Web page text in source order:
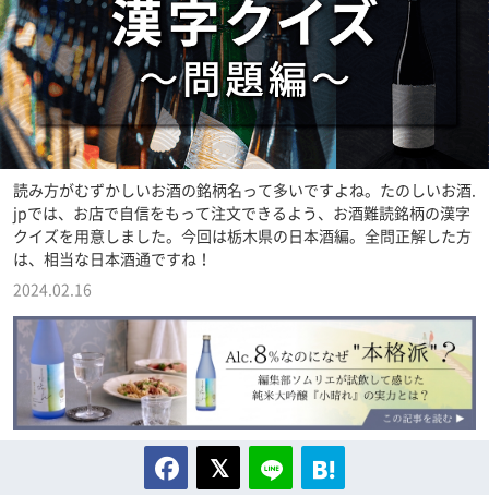
読み方がむずかしいお酒の銘柄名って多いですよね。たのしいお酒.
jpでは、お店で自信をもって注文できるよう、お酒難読銘柄の漢字
クイズを用意しました。今回は栃木県の日本酒編。全問正解した方
は、相当な日本酒通ですね！
2024.02.16